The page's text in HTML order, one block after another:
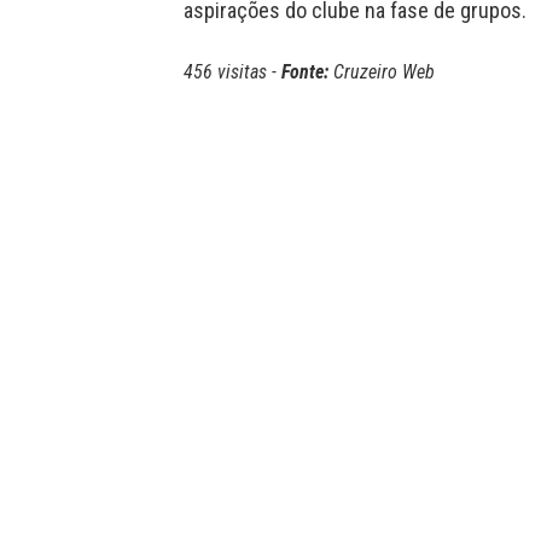
aspirações do clube na fase de grupos.
456 visitas - Fonte: Cruzeiro Web